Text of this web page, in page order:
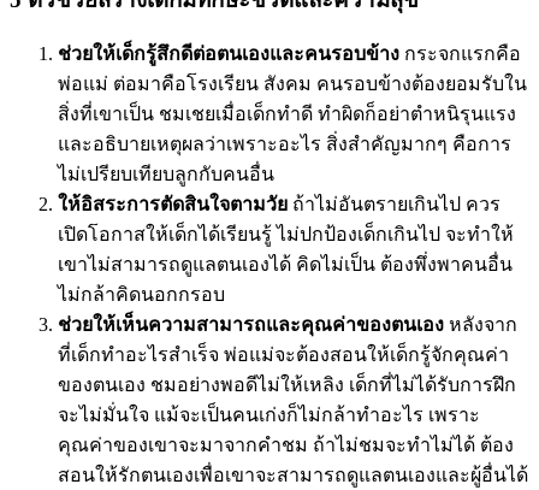
ช่วยให้เด็กรู้สึกดีต่อตนเองและคนรอบข้าง กระจกแรกคือ
พ่อแม่ ต่อมาคือโรงเรียน สังคม คนรอบข้างต้องยอมรับใน
สิ่งที่เขาเป็น ชมเชยเมื่อเด็กทำดี ทำผิดก็อย่าตำหนิรุนแรง
และอธิบายเหตุผลว่าเพราะอะไร สิ่งสำคัญมากๆ คือการ
ไม่เปรียบเทียบลูกกับคนอื่น
ให้อิสระการตัดสินใจตามวัย ถ้าไม่อันตรายเกินไป ควร
เปิดโอกาสให้เด็กได้เรียนรู้ ไม่ปกป้องเด็กเกินไป จะทำให้
เขาไม่สามารถดูแลตนเองได้ คิดไม่เป็น ต้องพึ่งพาคนอื่น
ไม่กล้าคิดนอกกรอบ
ช่วยให้เห็นความสามารถและคุณค่าของตนเอง หลังจาก
ที่เด็กทำอะไรสำเร็จ พ่อแม่จะต้องสอนให้เด็กรู้จักคุณค่า
ของตนเอง ชมอย่างพอดีไม่ให้เหลิง เด็กที่ไม่ได้รับการฝึก
จะไม่มั่นใจ แม้จะเป็นคนเก่งก็ไม่กล้าทำอะไร เพราะ
คุณค่าของเขาจะมาจากคำชม ถ้าไม่ชมจะทำไม่ได้ ต้อง
สอนให้รักตนเองเพื่อเขาจะสามารถดูแลตนเองและผู้อื่นได้